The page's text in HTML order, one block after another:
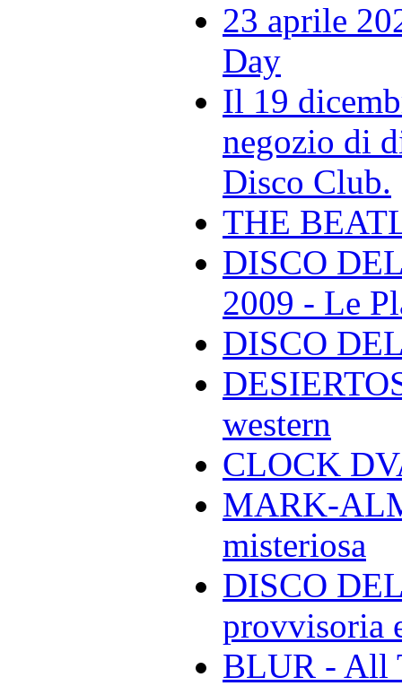
23 aprile
Day
Il 19
negozio di
Disco Club.
THE
DISCO
2009 - Le
DISCO
western
CLOCK
MARK-
misteriosa
DISCO
provvisoria
BLUR - All